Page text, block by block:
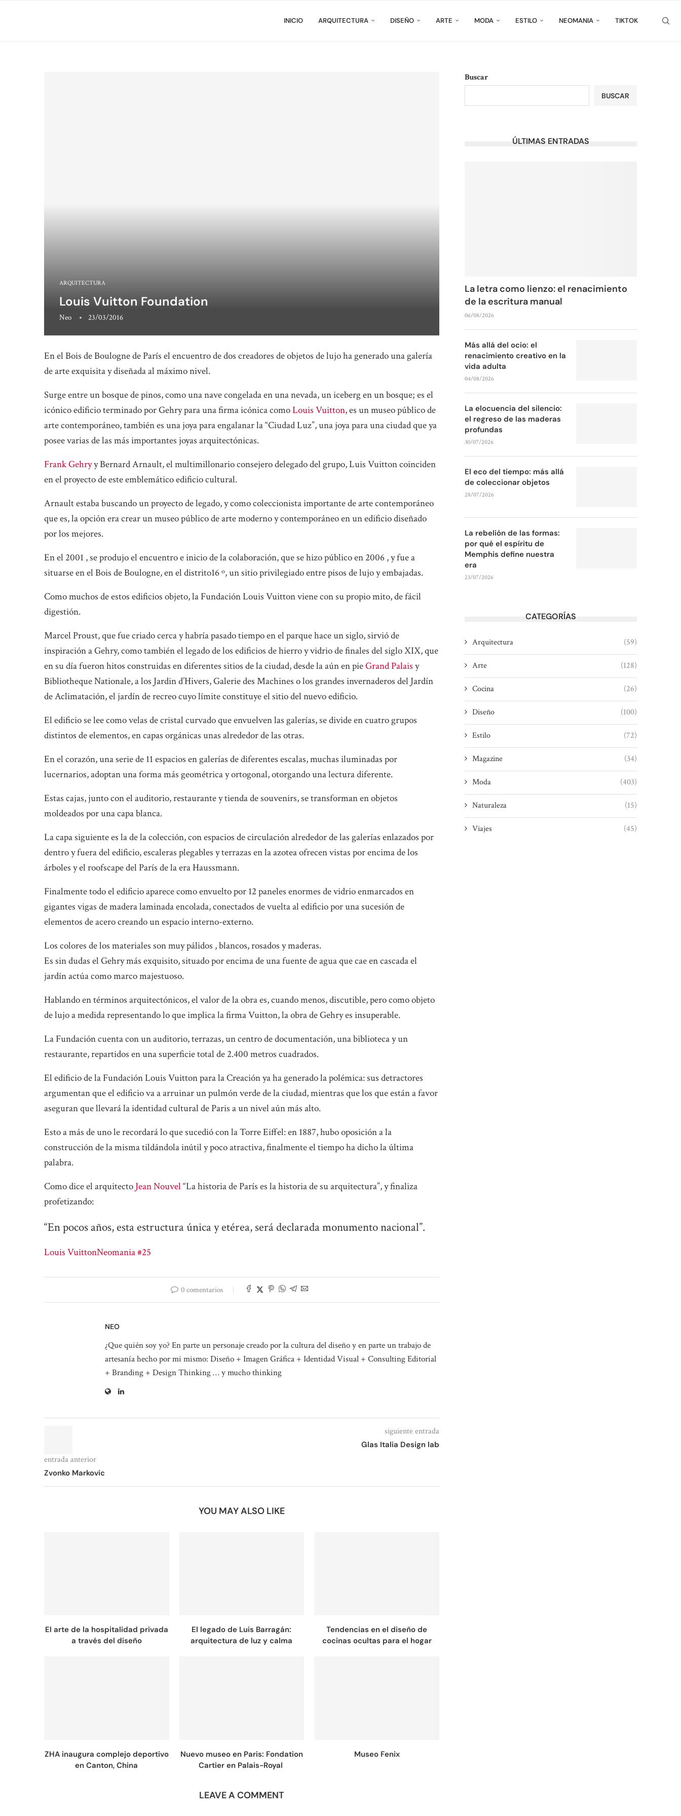
INICIO ARQUITECTURA DISEÑO ARTE MODA ESTILO NEOMANIA TIKTOK
ARQUITECTURA
Louis Vuitton Foundation
Neo 23/03/2016
En el Bois de Boulogne de París el encuentro de dos creadores de objetos de lujo ha generado una galería
de arte exquisita y diseñada al máximo nivel.
Surge entre un bosque de pinos, como una nave congelada en una nevada, un iceberg en un bosque; es el
icónico edificio terminado por Gehry para una firma icónica comoLouis Vuitton, es un museo público de
arte contemporáneo, también es una joya para engalanar la “Ciudad Luz”, una joya para una ciudad que ya
posee varias de las más importantes joyas arquitectónicas.
Frank Gehryy Bernard Arnault, el multimillonario consejero delegado del grupo, Luis Vuitton coinciden
en el proyecto de este emblemático edificio cultural.
Arnault estaba buscando un proyecto de legado, y como coleccionista importante de arte contemporáneo
que es, la opción era crear un museo público de arte moderno y contemporáneo en un edificio diseñado
por los mejores.
En el 2001 , se produjo el encuentro e inicio de la colaboración, que se hizo público en 2006 , y fue a
situarse en el Bois de Boulogne, en el distrito16 º, un sitio privilegiado entre pisos de lujo y embajadas.
Como muchos de estos edificios objeto, la Fundación Louis Vuitton viene con su propio mito, de fácil
digestión.
Marcel Proust, que fue criado cerca y habría pasado tiempo en el parque hace un siglo, sirvió de
inspiración a Gehry, como también el legado de los edificios de hierro y vidrio de finales del siglo XIX, que
en su día fueron hitos construidas en diferentes sitios de la ciudad, desde la aún en pieGrand Palais y
Bibliotheque Nationale, a los Jardin d’Hivers, Galerie des Machines o los grandes invernaderos del Jardín
de Aclimatación, el jardín de recreo cuyo límite constituye el sitio del nuevo edificio.
El edificio se lee como velas de cristal curvado que envuelven las galerías, se divide en cuatro grupos
distintos de elementos, en capas orgánicas unas alrededor de las otras.
En el corazón, una serie de 11 espacios en galerías de diferentes escalas, muchas iluminadas por
lucernarios, adoptan una forma más geométrica y ortogonal, otorgando una lectura diferente.
Estas cajas, junto con el auditorio, restaurante y tienda de souvenirs, se transforman en objetos
moldeados por una capa blanca.
La capa siguiente es la de la colección, con espacios de circulación alrededor de las galerías enlazados por
dentro y fuera del edificio, escaleras plegables y terrazas en la azotea ofrecen vistas por encima de los
árboles y el roofscape del París de la era Haussmann.
Finalmente todo el edificio aparece como envuelto por 12 paneles enormes de vidrio enmarcados en
gigantes vigas de madera laminada encolada, conectados de vuelta al edificio por una sucesión de
elementos de acero creando un espacio interno-externo.
Los colores de los materiales son muy pálidos , blancos, rosados y maderas.
Es sin dudas el Gehry más exquisito, situado por encima de una fuente de agua que cae en cascada el
jardín actúa como marco majestuoso.
Hablando en términos arquitectónicos, el valor de la obra es, cuando menos, discutible, pero como objeto
de lujo a medida representando lo que implica la firma Vuitton, la obra de Gehry es insuperable.
La Fundación cuenta con un auditorio, terrazas, un centro de documentación, una biblioteca y un
restaurante, repartidos en una superficie total de 2.400 metros cuadrados.
El edificio de la Fundación Louis Vuitton para la Creación ya ha generado la polémica: sus detractores
argumentan que el edificio va a arruinar un pulmón verde de la ciudad, mientras que los que están a favor
aseguran que llevará la identidad cultural de Paris a un nivel aún más alto.
Esto a más de uno le recordará lo que sucedió con la Torre Eiffel: en 1887, hubo oposición a la
construcción de la misma tildándola inútil y poco atractiva, finalmente el tiempo ha dicho la última
palabra.
Como dice el arquitecto Jean Nouvel“La historia de París es la historia de su arquitectura”, y finaliza
profetizando:
“En pocos años, esta estructura única y etérea, será declarada monumento nacional”.
Louis VuittonNeomania #25
0 comentarios
NEO
¿Que quién soy yo? En parte un personaje creado por la cultura del diseño y en parte un trabajo de
artesanía hecho por mi mismo: Diseño + Imagen Gráfica + Identidad Visual + Consulting Editorial
+ Branding + Design Thinking … y mucho thinking
entrada anterior
Zvonko Markovic
siguiente entrada
Glas Italia Design lab
YOU MAY ALSO LIKE
El arte de la hospitalidad privada
a través del diseño
El legado de Luis Barragán:
arquitectura de luz y calma
Tendencias en el diseño de
cocinas ocultas para el hogar
ZHA inaugura complejo deportivo
en Canton, China
Nuevo museo en Paris: Fondation
Cartier en Palais-Royal
Museo Fenix
LEAVE A COMMENT
Buscar
BUSCAR
ÚLTIMAS ENTRADAS
La letra como lienzo: el renacimiento
de la escritura manual
06/08/2026
Más allá del ocio: el
renacimiento creativo en la
vida adulta
04/08/2026
La elocuencia del silencio:
el regreso de las maderas
profundas
30/07/2026
El eco del tiempo: más allá
de coleccionar objetos
28/07/2026
La rebelión de las formas:
por qué el espíritu de
Memphis define nuestra
era
23/07/2026
CATEGORÍAS
Arquitectura (59)
Arte (128)
Cocina (26)
Diseño (100)
Estilo (72)
Magazine (34)
Moda (403)
Naturaleza (15)
Viajes (45)